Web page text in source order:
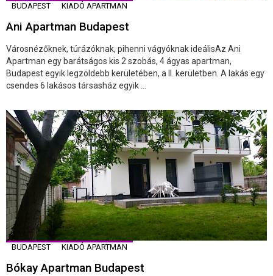
BUDAPEST KIADÓ APARTMAN
Ani Apartman Budapest
Városnézőknek, túrázóknak, pihenni vágyóknak ideálisAz Ani
Apartman egy barátságos kis 2 szobás, 4 ágyas apartman,
Budapest egyik legzöldebb kerületében, a II. kerületben. A lakás egy
csendes 6 lakásos társasház egyik ...
BUDAPEST KIADÓ APARTMAN
Bókay Apartman Budapest